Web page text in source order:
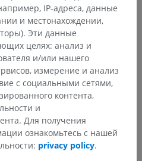
IP-адреса, данные
и местонахождении,
Эти данные
целях: анализ и
и/или нашего
измерение и анализ
с социальными сетями,
контента,
и
Для получения
ознакомьтесь с нашей
privacy policy.